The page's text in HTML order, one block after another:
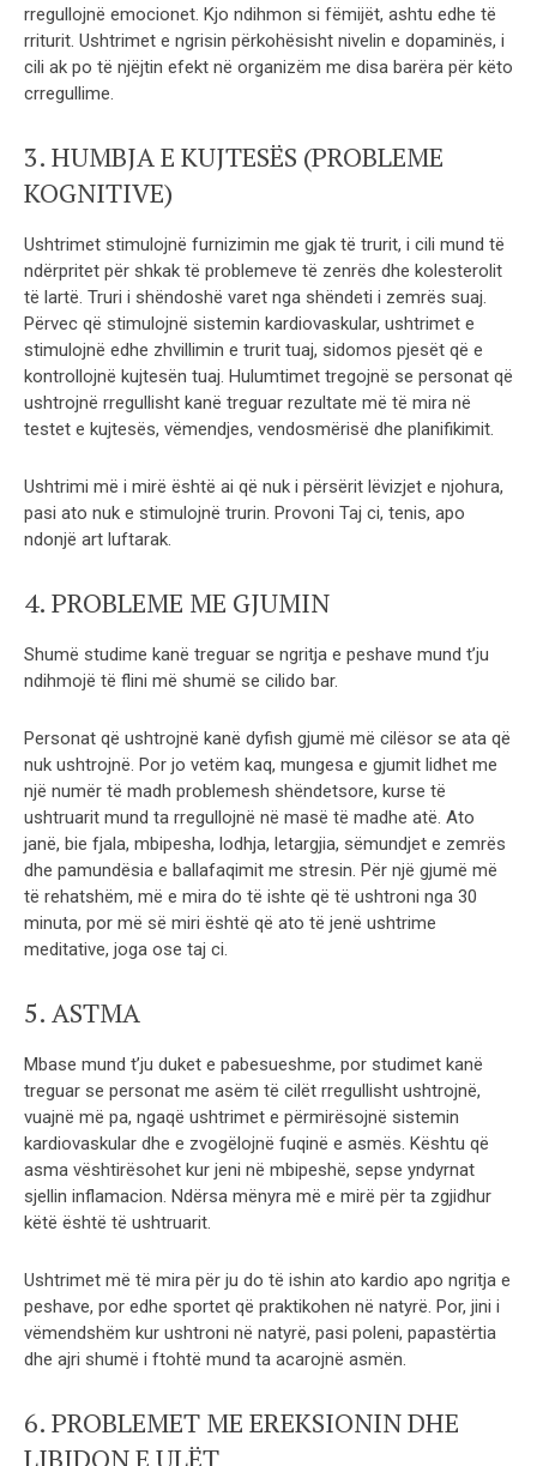
rregullojnë emocionet. Kjo ndihmon si fëmijët, ashtu edhe të
rriturit. Ushtrimet e ngrisin përkohësisht nivelin e dopaminës, i
cili ak po të njëjtin efekt në organizëm me disa barëra për këto
crregullime.
3. HUMBJA E KUJTESËS (PROBLEME
KOGNITIVE)
Ushtrimet stimulojnë furnizimin me gjak të trurit, i cili mund të
ndërpritet për shkak të problemeve të zenrës dhe kolesterolit
të lartë. Truri i shëndoshë varet nga shëndeti i zemrës suaj.
Përvec që stimulojnë sistemin kardiovaskular, ushtrimet e
stimulojnë edhe zhvillimin e trurit tuaj, sidomos pjesët që e
kontrollojnë kujtesën tuaj. Hulumtimet tregojnë se personat që
ushtrojnë rregullisht kanë treguar rezultate më të mira në
testet e kujtesës, vëmendjes, vendosmërisë dhe planifikimit.
Ushtrimi më i mirë është ai që nuk i përsërit lëvizjet e njohura,
pasi ato nuk e stimulojnë trurin. Provoni Taj ci, tenis, apo
ndonjë art luftarak.
4. PROBLEME ME GJUMIN
Shumë studime kanë treguar se ngritja e peshave mund t’ju
ndihmojë të flini më shumë se cilido bar.
Personat që ushtrojnë kanë dyfish gjumë më cilësor se ata që
nuk ushtrojnë. Por jo vetëm kaq, mungesa e gjumit lidhet me
një numër të madh problemesh shëndetsore, kurse të
ushtruarit mund ta rregullojnë në masë të madhe atë. Ato
janë, bie fjala, mbipesha, lodhja, letargjia, sëmundjet e zemrës
dhe pamundësia e ballafaqimit me stresin. Për një gjumë më
të rehatshëm, më e mira do të ishte që të ushtroni nga 30
minuta, por më së miri është që ato të jenë ushtrime
meditative, joga ose taj ci.
5. ASTMA
Mbase mund t’ju duket e pabesueshme, por studimet kanë
treguar se personat me asëm të cilët rregullisht ushtrojnë,
vuajnë më pa, ngaqë ushtrimet e përmirësojnë sistemin
kardiovaskular dhe e zvogëlojnë fuqinë e asmës. Kështu që
asma vështirësohet kur jeni në mbipeshë, sepse yndyrnat
sjellin inflamacion. Ndërsa mënyra më e mirë për ta zgjidhur
këtë është të ushtruarit.
Ushtrimet më të mira për ju do të ishin ato kardio apo ngritja e
peshave, por edhe sportet që praktikohen në natyrë. Por, jini i
vëmendshëm kur ushtroni në natyrë, pasi poleni, papastërtia
dhe ajri shumë i ftohtë mund ta acarojnë asmën.
6. PROBLEMET ME EREKSIONIN DHE
LIBIDON E ULËT